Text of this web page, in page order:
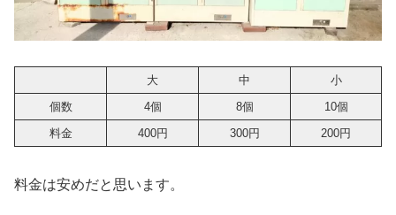
大 中
小
個数
4個 8個
10個
料金
400円 300円 200円
料金は安めだと思います。